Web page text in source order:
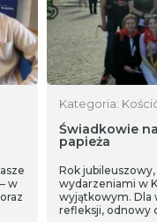
w
Kategoria:
Świadkowie
papieża
Rok
wydarzeniami w
wyjątkowym. Dla
refleksji, odnowy